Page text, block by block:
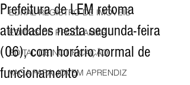
EDITAL REGISTRO DE IMÓVEIS
EDITAIS DE PROCLAMAS
EDITAL DE NOTIFICAÇÃO
VAGA PARA JOVEM APRENDIZ
Prefeitura de LEM retoma
atividades nesta segunda-feira
(06), com horário normal de
funcionamento